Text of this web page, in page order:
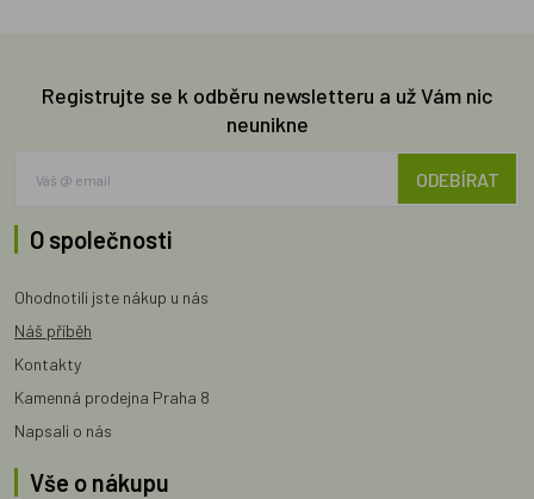
Registrujte se k odběru newsletteru a už Vám nic
neunikne
ODEBÍRAT
O společnosti
Ohodnotili jste nákup u nás
Náš příběh
Kontakty
Kamenná prodejna Praha 8
Napsali o nás
Vše o nákupu